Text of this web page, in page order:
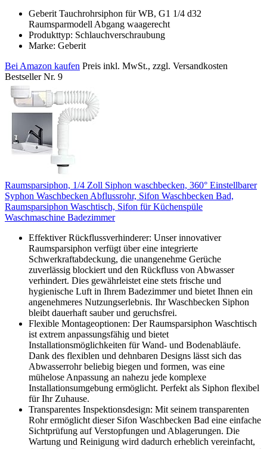
Geberit Tauchrohrsiphon für WB, G1 1/4 d32
Raumsparmodell Abgang waagerecht
Produkttyp: Schlauchverschraubung
Marke: Geberit
Bei Amazon kaufen Preis inkl. MwSt., zzgl. Versandkosten
Bestseller Nr. 9
Raumsparsiphon, 1/4 Zoll Siphon waschbecken, 360° Einstellbarer
Syphon Waschbecken Abflussrohr, Sifon Waschbecken Bad,
Raumsparsiphon Waschtisch, Sifon für Küchenspüle
Waschmaschine Badezimmer
Effektiver Rückflussverhinderer: Unser innovativer
Raumsparsiphon verfügt über eine integrierte
Schwerkraftabdeckung, die unangenehme Gerüche
zuverlässig blockiert und den Rückfluss von Abwasser
verhindert. Dies gewährleistet eine stets frische und
hygienische Luft in Ihrem Badezimmer und bietet Ihnen ein
angenehmeres Nutzungserlebnis. Ihr Waschbecken Siphon
bleibt dauerhaft sauber und geruchsfrei.
Flexible Montageoptionen: Der Raumsparsiphon Waschtisch
ist extrem anpassungsfähig und bietet
Installationsmöglichkeiten für Wand- und Bodenabläufe.
Dank des flexiblen und dehnbaren Designs lässt sich das
Abwasserrohr beliebig biegen und formen, was eine
mühelose Anpassung an nahezu jede komplexe
Installationsumgebung ermöglicht. Perfekt als Siphon flexibel
für Ihr Zuhause.
Transparentes Inspektionsdesign: Mit seinem transparenten
Rohr ermöglicht dieser Sifon Waschbecken Bad eine einfache
Sichtprüfung auf Verstopfungen und Ablagerungen. Die
Wartung und Reinigung wird dadurch erheblich vereinfacht,